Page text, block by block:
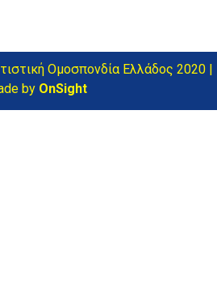
Ομοσπονδία Ελλάδος 2020 |
by OnSight